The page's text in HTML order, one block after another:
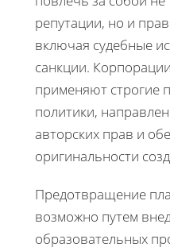
репутации, но и
включая судебные
санкции.
применяют строгие
политики,
авторских прав и
оригинальности
Предотвращение
возможно путем
образовательных